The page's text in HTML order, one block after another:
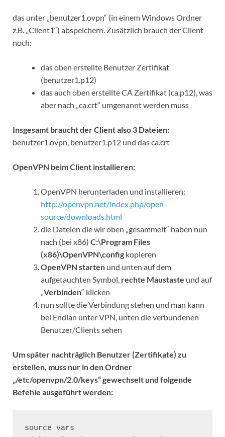
das unter „benutzer1.ovpn“ (in einem Windows Ordner
z.B. „Client1“) abspeichern. Zusätzlich brauch der Client
noch:
das oben erstellte Benutzer Zertifikat
(benutzer1.p12)
das auch oben erstellte CA Zertifikat (ca.p12), was
aber nach „ca.crt“ umgenannt werden muss
Insgesamt braucht der Client also 3 Dateien:
benutzer1.ovpn, benutzer1.p12 und das ca.crt
OpenVPN beim Client installieren:
OpenVPN herunterladen und installieren:
http://openvpn.net/index.php/open-
source/downloads.html
die Dateien die wir oben „gesammelt“ haben nun
nach (bei x86) C:\Program Files
(x86)\OpenVPN\config kopieren
OpenVPN starten und unten auf dem
aufgetauchten Symbol, rechte Maustaste und auf
„Verbinden“ klicken
nun sollte die Verbindung stehen und man kann
bei Endian unter VPN, unten die verbundenen
Benutzer/Clients sehen
Um später nachträglich Benutzer (Zertifikate) zu
erstellen, muss nur in den Ordner
„/etc/openvpn/2.0/keys“ gewechselt und folgende
Befehle ausgeführt werden:
source vars